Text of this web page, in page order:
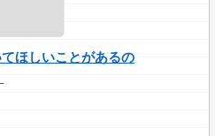
ほしいことがあるの